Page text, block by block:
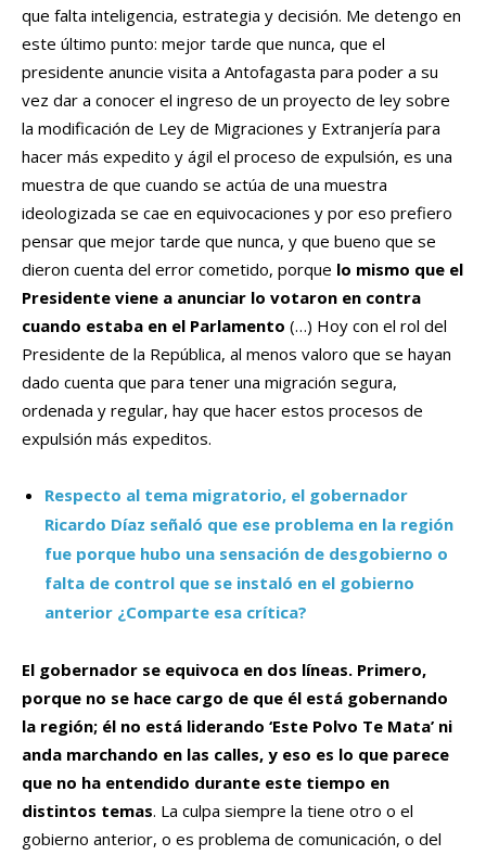
que falta inteligencia, estrategia y decisión. Me detengo en
este último punto: mejor tarde que nunca, que el
presidente anuncie visita a Antofagasta para poder a su
vez dar a conocer el ingreso de un proyecto de ley sobre
la modificación de Ley de Migraciones y Extranjería para
hacer más expedito y ágil el proceso de expulsión, es una
muestra de que cuando se actúa de una muestra
ideologizada se cae en equivocaciones y por eso prefiero
pensar que mejor tarde que nunca, y que bueno que se
dieron cuenta del error cometido, porque lo mismo que el
Presidente viene a anunciar lo votaron en contra
cuando estaba en el Parlamento (…) Hoy con el rol del
Presidente de la República, al menos valoro que se hayan
dado cuenta que para tener una migración segura,
ordenada y regular, hay que hacer estos procesos de
expulsión más expeditos.
Respecto al tema migratorio, el gobernador
Ricardo Díaz señaló que ese problema en la región
fue porque hubo una sensación de desgobierno o
falta de control que se instaló en el gobierno
anterior ¿Comparte esa crítica?
El gobernador se equivoca en dos líneas. Primero,
porque no se hace cargo de que él está gobernando
la región; él no está liderando ‘Este Polvo Te Mata’ ni
anda marchando en las calles, y eso es lo que parece
que no ha entendido durante este tiempo en
distintos temas. La culpa siempre la tiene otro o el
gobierno anterior, o es problema de comunicación, o del